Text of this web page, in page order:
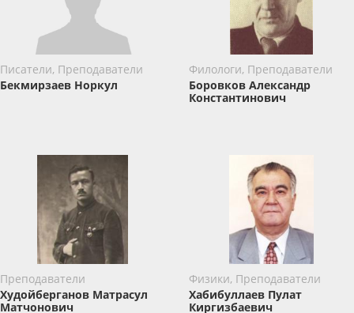
Писатели, Преподаватели
Бекмирзаев Норкул
Филологи, Преподаватели
Боровков Александр
Константинович
Преподаватели
Худойберганов Матрасул
Матчонович
Физики, Преподаватели
Хабибуллаев Пулат
Киргизбаевич